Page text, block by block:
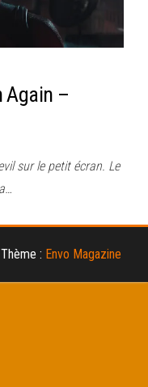
Again –
sur le petit écran. Le
Thème : Envo Magazine